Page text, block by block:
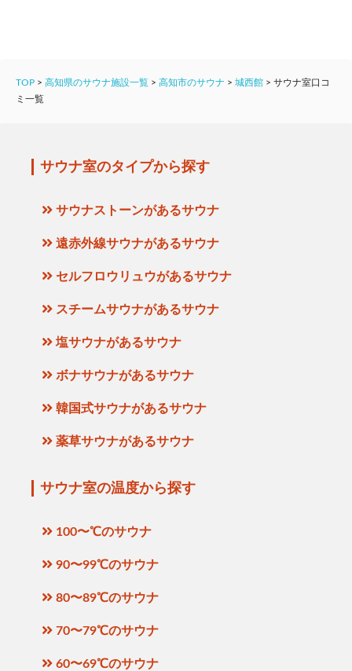
TOP > 高知県のサウナ施設一覧 > 高知市のサウナ > 城西館 > サウナ室口コ
ミ一覧
サウナ室のタイプから探す
サウナストーンがあるサウナ
遠赤外線サウナがあるサウナ
セルフロウリュウがあるサウナ
スチームサウナがあるサウナ
塩サウナがあるサウナ
ボナサウナがあるサウナ
韓国式サウナがあるサウナ
薬草サウナがあるサウナ
サウナ室の温度から探す
100〜℃のサウナ
90〜99℃のサウナ
80〜89℃のサウナ
70〜79℃のサウナ
60〜69℃のサウナ